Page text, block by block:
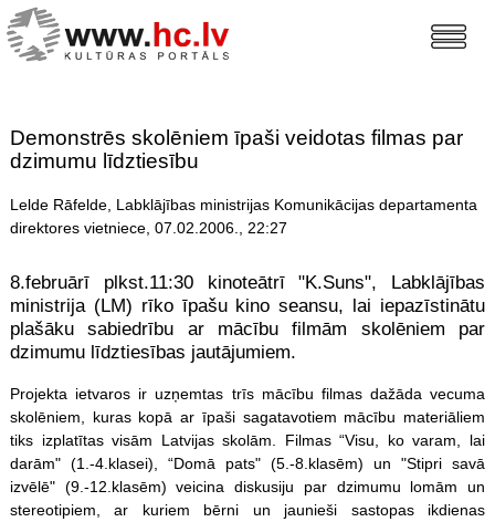
Demonstrēs skolēniem īpaši veidotas filmas par
dzimumu līdztiesību
Lelde Rāfelde, Labklājības ministrijas Komunikācijas departamenta
direktores vietniece, 07.02.2006., 22:27
8.februārī plkst.11:30 kinoteātrī "K.Suns", Labklājības
ministrija (LM) rīko īpašu kino seansu, lai iepazīstinātu
plašāku sabiedrību ar mācību filmām skolēniem par
dzimumu līdztiesības jautājumiem.
Projekta ietvaros ir uzņemtas trīs mācību filmas dažāda vecuma
skolēniem, kuras kopā ar īpaši sagatavotiem mācību materiāliem
tiks izplatītas visām Latvijas skolām. Filmas “Visu, ko varam, lai
darām" (1.-4.klasei), “Domā pats" (5.-8.klasēm) un "Stipri savā
izvēlē" (9.-12.klasēm) veicina diskusiju par dzimumu lomām un
stereotipiem, ar kuriem bērni un jaunieši sastopas ikdienas